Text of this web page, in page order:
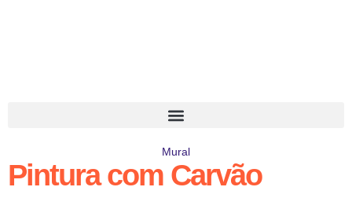
Mural
Pintura com Carvão